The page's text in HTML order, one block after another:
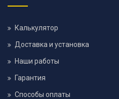
Калькулятор
Доставка и установка
Наши работы
Гарантия
Способы оплаты